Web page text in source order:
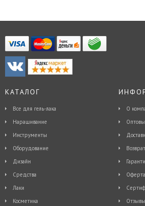
КАТАЛОГ
Все для гель-лака
Наращивание
Инструменты
Оборудование
Дизайн
Средства
Лаки
Косметика
О
Оферта
Отзывы